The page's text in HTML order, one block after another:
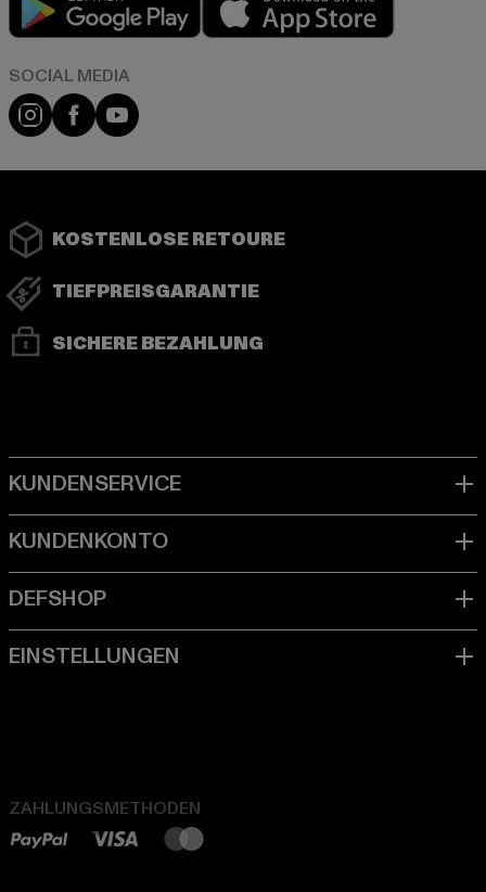
Instagram
FacebookYouTube
KOSTENLOSE RETOURE
TIEFPREISGARANTIE
SICHERE BEZAHLUNG
ZAHLUNGSMETHODEN